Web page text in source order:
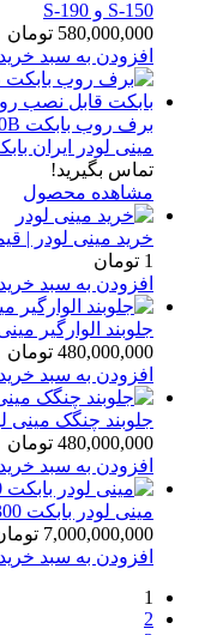
S-150 و S-190
580,000,000 تومان
افزودن به سبد خرید
مینی لودر ایران
تماس بگیرید!
مشاهده محصول
خرید مینی لودر |
1 تومان
افزودن به سبد خرید
جلوبند الوارگیر
480,000,000 تومان
افزودن به سبد خرید
جلوبند چنگک مینی
480,000,000 تومان
افزودن به سبد خرید
مینی لودر بابکت s300 سال 2008 دست دوم
7,000,000,000
افزودن به سبد خرید
1
2